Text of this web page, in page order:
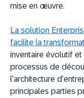
mise en œuvre.
La solution
facilite la
inventaire évolutif
processus de
l’architecture
principales parties